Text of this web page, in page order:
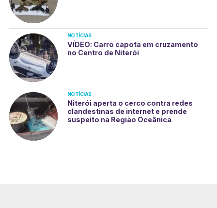
NOTÍCIAS
VÍDEO: Carro capota em cruzamento
no Centro de Niterói
NOTÍCIAS
Niterói aperta o cerco contra redes
clandestinas de internet e prende
suspeito na Região Oceânica